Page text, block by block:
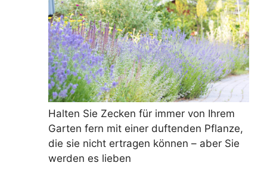
Halten Sie Zecken für immer von Ihrem
Garten fern mit einer duftenden Pflanze,
die sie nicht ertragen können – aber Sie
werden es lieben